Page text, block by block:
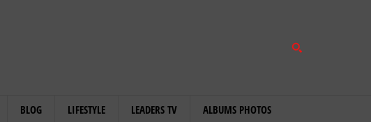
BLOG LIFESTYLE LEADERS TV ALBUMS PHOTOS